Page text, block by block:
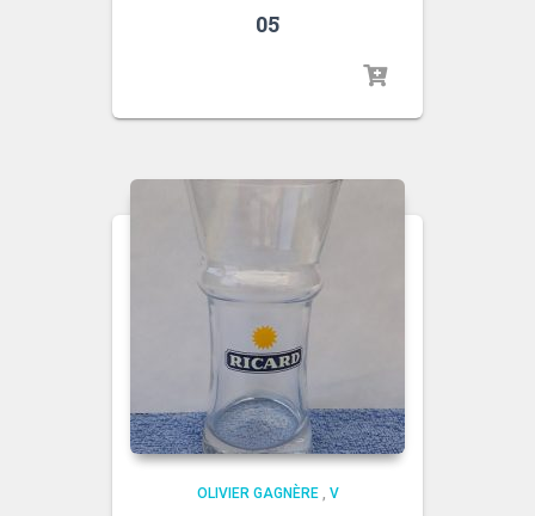
05
OLIVIER GAGNÈRE, V